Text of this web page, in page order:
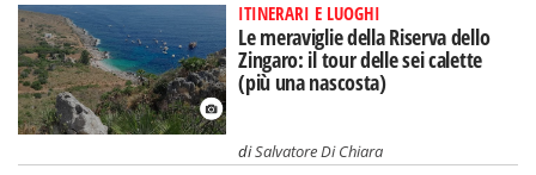
ITINERARI E LUOGHI
Le meraviglie della Riserva dello
Zingaro: il tour delle sei calette
(più una nascosta)
diSalvatore Di Chiara